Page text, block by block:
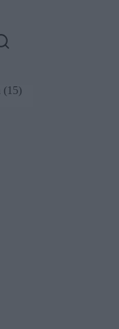
(15)